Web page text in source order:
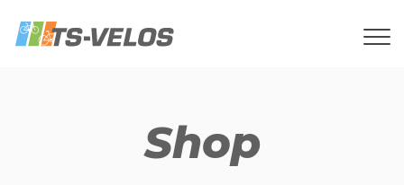
Shop